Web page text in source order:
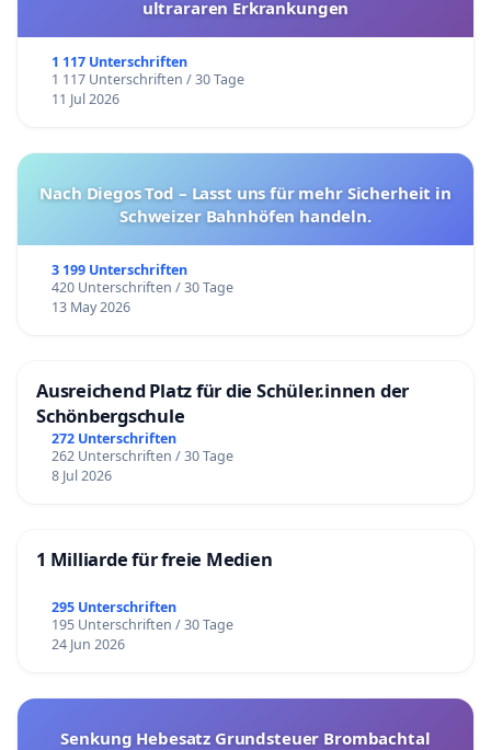
ultrararen Erkrankungen
1 117 Unterschriften
1 117 Unterschriften / 30 Tage
11 Jul 2026
Nach Diegos Tod – Lasst uns für mehr Sicherheit in
Schweizer Bahnhöfen handeln.
3 199 Unterschriften
420 Unterschriften / 30 Tage
13 May 2026
Ausreichend Platz für die Schüler.innen der
Schönbergschule
272 Unterschriften
262 Unterschriften / 30 Tage
8 Jul 2026
1 Milliarde für freie Medien
295 Unterschriften
195 Unterschriften / 30 Tage
24 Jun 2026
Senkung Hebesatz Grundsteuer Brombachtal